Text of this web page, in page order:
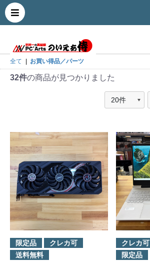
全て お買い得品／パーツ
32件の商品が見つかりました
限定品
クレカ可
送料無料
クレカ可
限定品